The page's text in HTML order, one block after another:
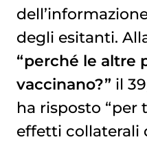
degli esitanti.
“perché le altre
vaccinano?”il
ha risposto “per
effetti collaterali